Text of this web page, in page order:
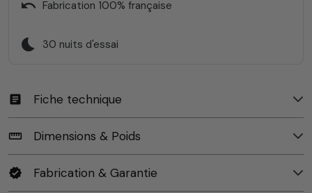
undo Fabrication 100% française
bedtime 30 nuits d'essai
article Fiche technique
straighten Dimensions & Poids
verified Fabrication & Garantie